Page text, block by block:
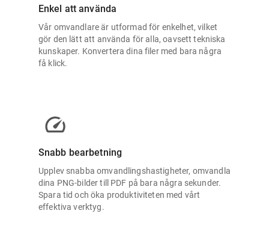
Enkel att använda
Vår omvandlare är utformad för enkelhet, vilket
gör den lätt att använda för alla, oavsett tekniska
kunskaper. Konvertera dina filer med bara några
få klick.
Snabb bearbetning
Upplev snabba omvandlingshastigheter, omvandla
dina PNG-bilder till PDF på bara några sekunder.
Spara tid och öka produktiviteten med vårt
effektiva verktyg.